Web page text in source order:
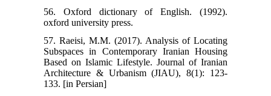
56. Oxford dictionary of English. (1992).
oxford university press.
57. Raeisi, M.M. (2017). Analysis of Locating
Subspaces in Contemporary Iranian Housing
Based on Islamic Lifestyle. Journal of Iranian
Architecture & Urbanism (JIAU), 8(1): 123-
133. [in Persian]